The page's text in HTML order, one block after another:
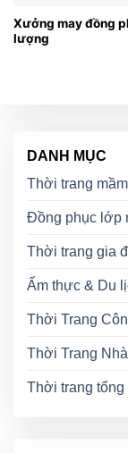
Xưởng may đồng
lượng
DANH MỤC
Thời trang
Đồng phục lớp
Thời trang gia
Ẩm thực & Du
Thời Trang
Thời Trang
Thời trang